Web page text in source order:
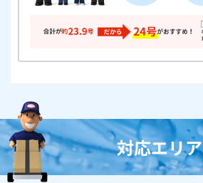
対応エリア